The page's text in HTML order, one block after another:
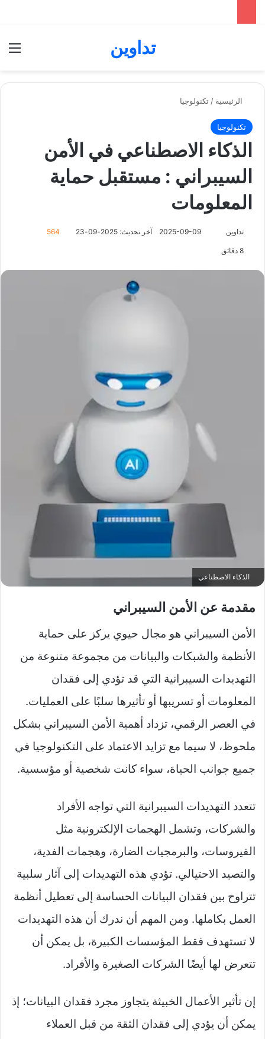
تداوين
الرئيسية / تكنولوجيا
تكنولوجيا
الذكاء الاصطناعي في الأمن
السيبراني : مستقبل حماية
المعلومات
تداوين 2025-09-09 آخر تحديث: 2025-09-23 564
الذكاء الاصطناعي
مقدمة عن الأمن السيبراني
الأمن السيبراني هو مجال حيوي يركز على حماية
الأنظمة والشبكات والبيانات من مجموعة متنوعة من
التهديدات السيبرانية التي قد تؤدي إلى فقدان
المعلومات أو تسريبها أو تأثيرها سلبًا على العمليات.
في العصر الرقمي، تزداد أهمية الأمن السيبراني بشكل
ملحوظ، لا سيما مع تزايد الاعتماد على التكنولوجيا في
جميع جوانب الحياة، سواء كانت شخصية أو مؤسسية.
تتعدد التهديدات السيبرانية التي تواجه الأفراد
والشركات، وتشمل الهجمات الإلكترونية مثل
الفيروسات، والبرمجيات الضارة، وهجمات الفدية،
والتصيد الاحتيالي. تؤدي هذه التهديدات إلى آثار سلبية
تتراوح بين فقدان البيانات الحساسة إلى تعطيل أنظمة
العمل بكاملها. ومن المهم أن ندرك أن هذه التهديدات
لا تستهدف فقط المؤسسات الكبيرة، بل يمكن أن
تتعرض لها أيضًا الشركات الصغيرة والأفراد.
إن تأثير الأعمال الخبيثة يتجاوز مجرد فقدان البيانات؛ إذ
يمكن أن يؤدي إلى فقدان الثقة من قبل العملاء